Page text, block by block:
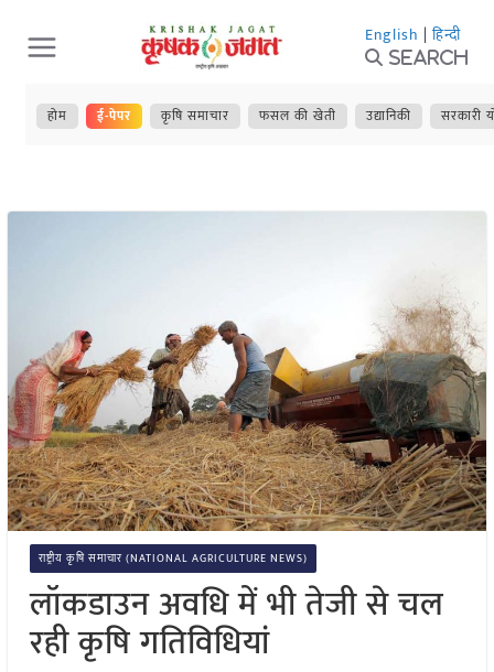
Skip
to
content
English | हिन्दी
Search
होम ई-पेपर कृषि समाचार फसल की खेती उद्यानिकी सरकारी
राष्ट्रीय कृषि समाचार (NATIONAL AGRICULTURE NEWS)
लॉकडाउन अवधि में भी तेजी से चल
रही कृषि गतिविधियां